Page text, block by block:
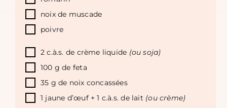
noix de muscade
poivre
2 c.à.s. de crème liquide (ou soja)
100 g de feta
35 g de noix concassées
1 jaune d’œuf + 1 c.à.s. de lait (ou crème)